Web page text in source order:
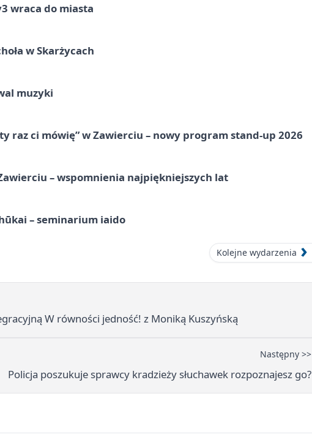
wraca do miasta
w Skarżycach
muzyki
raz ci mówię” w Zawierciu – nowy program stand-up 2026
– wspomnienia najpiękniejszych lat
– seminarium iaido
Kolejne wydarzenia
W równości jedność! z Moniką Kuszyńską
Następny >>
Policja poszukuje sprawcy kradzieży słuchawek rozpoznajesz go?